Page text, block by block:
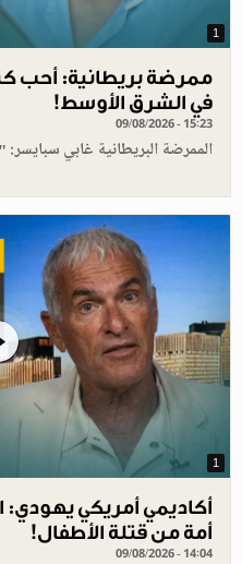
1
ممرضة بريطانية: أحب
في الشرق الأوسط!
09/08/2026 - 15:23
الممرضة البريطانية غابي
1
أكاديمي أمريكي يهودي:
أمة من قتلة الأطفال!
09/08/2026 - 14:04